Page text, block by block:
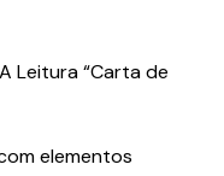
“Carta de
elementos